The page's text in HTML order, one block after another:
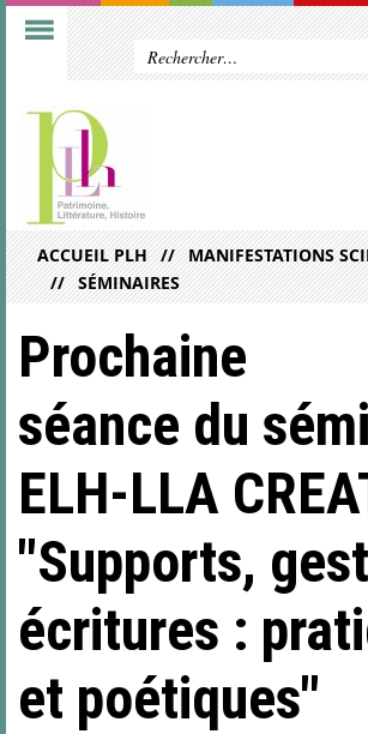
ACCUEIL PLH
MANIFESTATIONS
SÉMINAIRES
Prochaine
séance du
ELH-LLA
"Supports,
écritures :
et poétiques"